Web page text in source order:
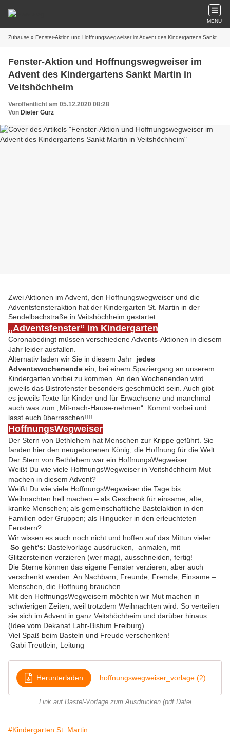
MENU
Zuhause » Fenster-Aktion und Hoffnungswegweiser im Advent des Kindergartens Sankt Martin in Veitshöchheim
Fenster-Aktion und Hoffnungswegweiser im
Advent des Kindergartens Sankt Martin in
Veitshöchheim
Veröffentlicht am 05.12.2020 08:28
Von Dieter Gürz
Zwei Aktionen im Advent, den Hoffnungswegweiser und die
Adventsfensteraktion hat der Kindergarten St. Martin in der
Sendelbachstraße in Veitshöchheim gestartet:
„Adventsfenster“ im Kindergarten
Coronabedingt müssen verschiedene Advents-Aktionen in diesem
Jahr leider ausfallen.
Alternativ laden wir Sie in diesem Jahr jedes
Adventswochenende ein, bei einem Spaziergang an unserem
Kindergarten vorbei zu kommen. An den Wochenenden wird
jeweils das Bistrofenster besonders geschmückt sein. Auch gibt
es jeweils Texte für Kinder und für Erwachsene und manchmal
auch was zum „Mit-nach-Hause-nehmen“. Kommt vorbei und
lasst euch überraschen!!!!
HoffnungsWegweiser
Der Stern von Bethlehem hat Menschen zur Krippe geführt. Sie
fanden hier den neugeborenen König, die Hoffnung für die Welt.
Der Stern von Bethlehem war ein HoffnungsWegweiser.
Weißt Du wie viele HoffnungsWegweiser in Veitshöchheim Mut
machen in diesem Advent?
Weißt Du wie viele HoffnungsWegweiser die Tage bis
Weihnachten hell machen – als Geschenk für einsame, alte,
kranke Menschen; als gemeinschaftliche Bastelaktion in den
Familien oder Gruppen; als Hingucker in den erleuchteten
Fenstern?
Wir wissen es auch noch nicht und hoffen auf das Mittun vieler.
So geht's: Bastelvorlage ausdrucken, anmalen, mit
Glitzersteinen verzieren (wer mag), ausschneiden, fertig!
Die Sterne können das eigene Fenster verzieren, aber auch
verschenkt werden. An Nachbarn, Freunde, Fremde, Einsame –
Menschen, die Hoffnung brauchen.
Mit den HoffnungsWegweisern möchten wir Mut machen in
schwierigen Zeiten, weil trotzdem Weihnachten wird. So verteilen
sie sich im Advent in ganz Veitshöchheim und darüber hinaus.
(Idee vom Dekanat Lahr-Bistum Freiburg)
Viel Spaß beim Basteln und Freude verschenken!
Gabi Treutlein, Leitung
Herunterladen hoffnungswegweiser_vorlage (2)
Link auf Bastel-Vorlage zum Ausdrucken (pdf.Datei
#Kindergarten St. Martin